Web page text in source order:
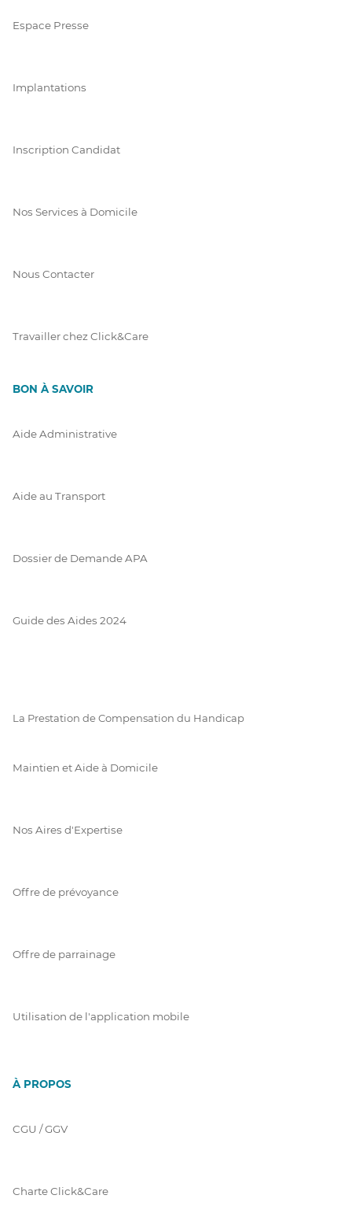
Espace Presse
Implantations
Inscription Candidat
Nos Services à Domicile
Nous Contacter
Travailler chez Click&Care
BON À SAVOIR
Aide Administrative
Aide au Transport
Dossier de Demande APA
Guide des Aides 2024
La Prestation de Compensation du Handicap
Maintien et Aide à Domicile
Nos Aires d'Expertise
Offre de prévoyance
Offre de parrainage
Utilisation de l'application mobile
À PROPOS
CGU / GGV
Charte Click&Care